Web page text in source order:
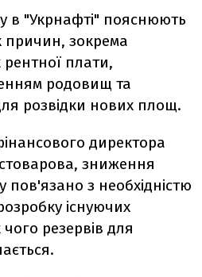
в "Укрнафті" пояснюють
причин, зокрема
плати,
родовищ та
розвідки нових площ.
директора
зниження
пов'язано з необхідністю
існуючих
резервів для